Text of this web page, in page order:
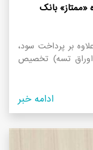
«ممتاز» بانک
بر پرداخت سود،
تسه) تخصیص
ادامه خبر